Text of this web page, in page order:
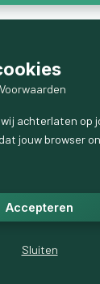
achterlaten op
jouw browser
Accepteren
Sluiten